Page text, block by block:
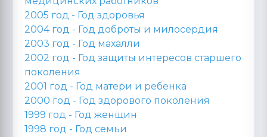
2005 год - Год здоровья
2004 год - Год доброты и милосердия
2003 год - Год махалли
2002 год - Год защиты интересов старшего
поколения
2001 год - Год матери и ребенка
2000 год - Год здорового поколения
1999 год - Год женщин
1998 год - Год семьи